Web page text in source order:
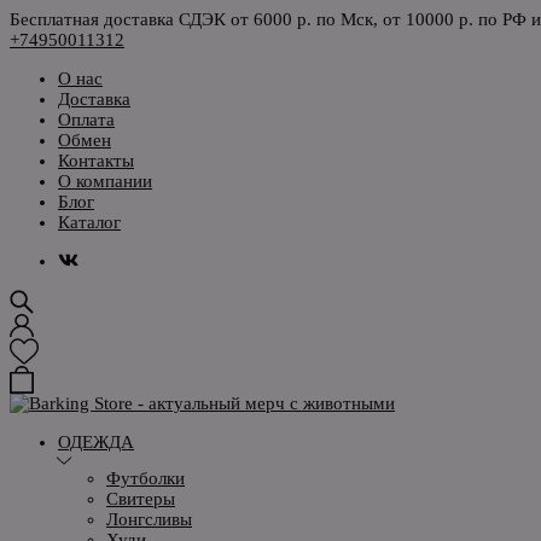
Бесплатная доставка СДЭК от 6000 р. по Мск, от 10000 р. по РФ
+74950011312
О нас
Доставка
Оплата
Обмен
Контакты
О компании
Блог
Каталог
ОДЕЖДА
Футболки
Свитеры
Лонгсливы